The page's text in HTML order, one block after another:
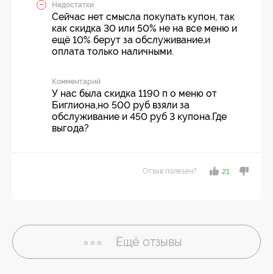
Недостатки
Сейчас нет смысла покупать купон, так
как скидка 30 или 50% не на все меню и
ещё 10% берут за обслуживание,и
оплата только наличными.
Комментарий
У нас была скидка 1190 п о меню от
Биглиона,но 500 руб взяли за
обслуживание и 450 руб 3 купона.Где
выгода?
Отзыв полезен? 21
Ещё отзывы